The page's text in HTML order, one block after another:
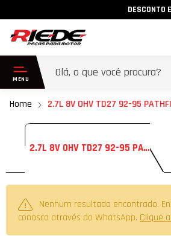
DESCONTO
Home 2.7L 8V OHV TD27 92-95
2.7L 8V OHV TD27 92-95 PATHFINDER TURBO
Nenhum resultado encontrado.
conosco através do WhatsApp. Clique